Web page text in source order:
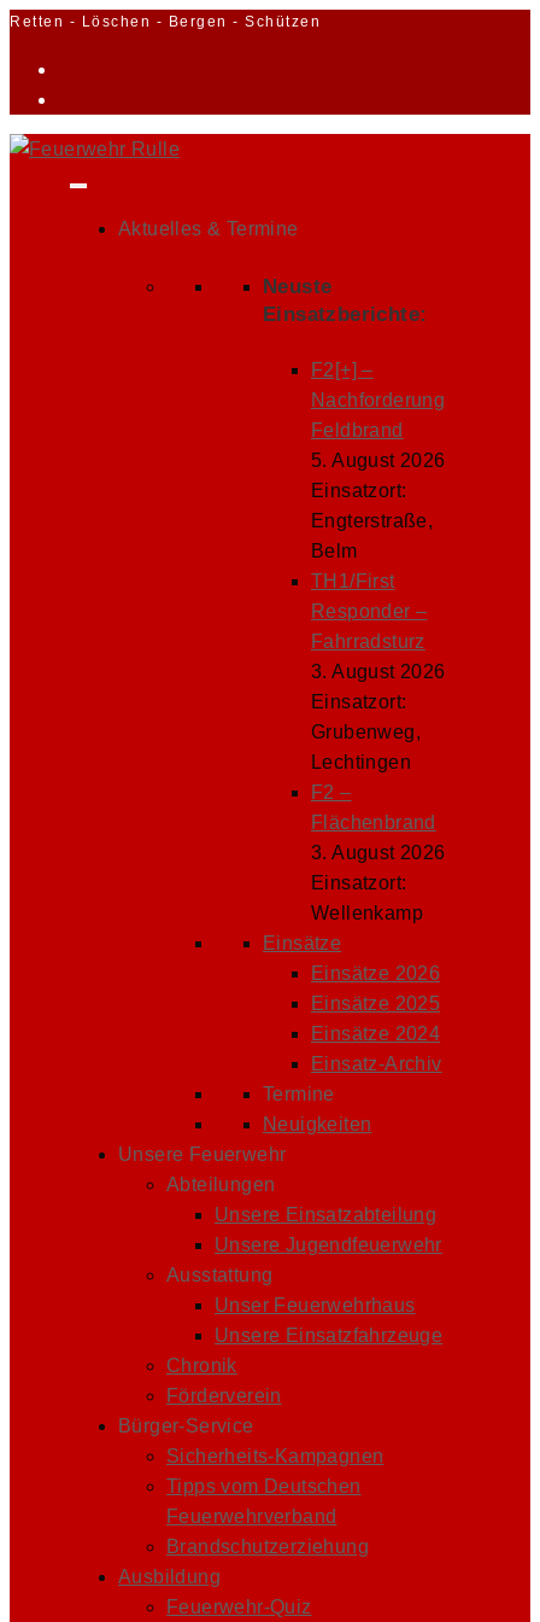
Zum
Retten - Löschen - Bergen - Schützen
Aktuelles & Termine
Neuste
Einsatzberichte:
F2[+] –
Nachforderung
Feldbrand
5. August 2026
Einsatzort:
Engterstraße,
Belm
TH1/First
Responder –
Fahrradsturz
3. August 2026
Einsatzort:
Grubenweg,
Lechtingen
F2 –
Flächenbrand
3. August 2026
Einsatzort:
Wellenkamp
Einsätze
Einsätze 2026
Einsätze 2025
Einsätze 2024
Einsatz-Archiv
Termine
Neuigkeiten
Unsere Feuerwehr
Abteilungen
Unsere Einsatzabteilung
Unsere Jugendfeuerwehr
Ausstattung
Unser Feuerwehrhaus
Unsere Einsatzfahrzeuge
Chronik
Förderverein
Bürger-Service
Sicherheits-Kampagnen
Tipps vom Deutschen
Feuerwehrverband
Brandschutzerziehung
Ausbildung
Feuerwehr-Quiz